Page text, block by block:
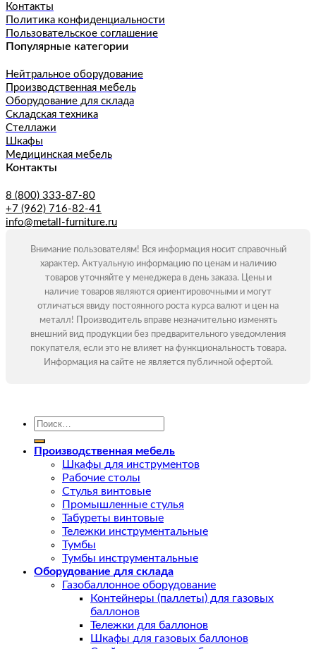
Контакты
Политика конфиденциальности
Пользовательское соглашение
Популярные категории
Нейтральное оборудование
Производственная мебель
Оборудование для склада
Складская техника
Стеллажи
Шкафы
Медицинская мебель
Контакты
8 (800) 333-87-80
+7 (962) 716-82-41
info@metall-furniture.ru
Внимание пользователям! Вся информация носит справочный
характер. Актуальную информацию по ценам и наличию
товаров уточняйте у менеджера в день заказа. Цены и
наличие товаров являются ориентировочными и могут
отличаться ввиду постоянного роста курса валют и цен на
металл! Производитель вправе незначительно изменять
внешний вид продукции без предварительного уведомления
покупателя, если это не влияет на функциональность товара.
Информация на сайте не является публичной офертой.
Искать:
Производственная мебель
Шкафы для инструментов
Рабочие столы
Стулья винтовые
Промышленные стулья
Табуреты винтовые
Тележки инструментальные
Тумбы
Тумбы инструментальные
Оборудование для склада
Газобаллонное оборудование
Контейнеры (паллеты) для газовых
баллонов
Тележки для баллонов
Шкафы для газовых баллонов